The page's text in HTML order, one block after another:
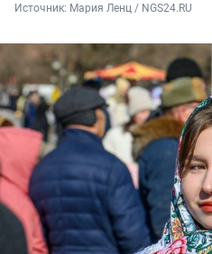
Источник: Мария Ленц / NGS24.RU